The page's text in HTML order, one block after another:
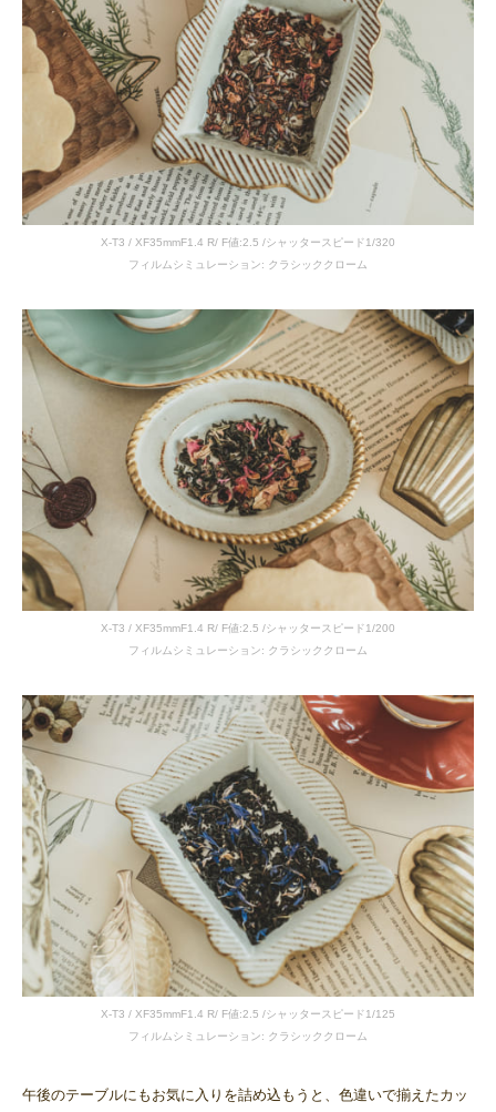
X-T3 / XF35mmF1.4 R/ F値:2.5 /シャッタースピード1/320
フィルムシミュレーション: クラシッククローム
X-T3 / XF35mmF1.4 R/ F値:2.5 /シャッタースピード1/200
フィルムシミュレーション: クラシッククローム
X-T3 / XF35mmF1.4 R/ F値:2.5 /シャッタースピード1/125
フィルムシミュレーション: クラシッククローム
午後のテーブルにもお気に入りを詰め込もうと、色違いで揃えたカッ